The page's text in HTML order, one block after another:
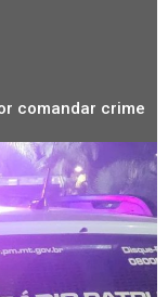
comandar crime